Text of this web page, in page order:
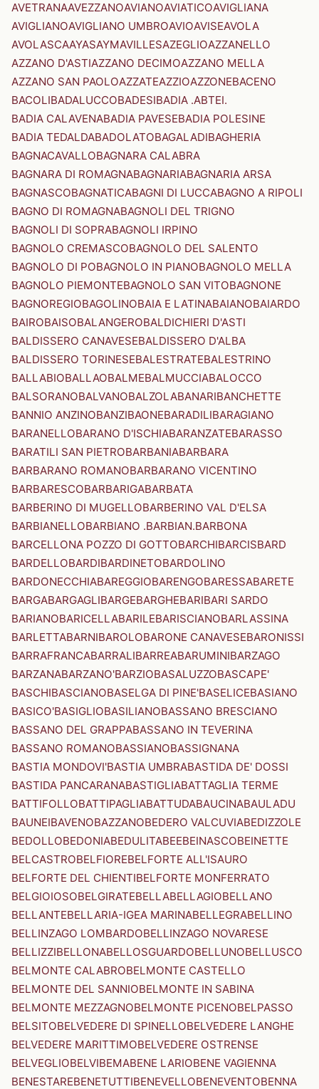
AVETRANAAVEZZANOAVIANOAVIATICOAVIGLIANA
AVIGLIANOAVIGLIANO UMBROAVIOAVISEAVOLA
AVOLASCAAYASAYMAVILLESAZEGLIOAZZANELLO
AZZANO D'ASTIAZZANO DECIMOAZZANO MELLA
AZZANO SAN PAOLOAZZATEAZZIOAZZONEBACENO
BACOLIBADALUCCOBADESIBADIA .ABTEI.
BADIA CALAVENABADIA PAVESEBADIA POLESINE
BADIA TEDALDABADOLATOBAGALADIBAGHERIA
BAGNACAVALLOBAGNARA CALABRA
BAGNARA DI ROMAGNABAGNARIABAGNARIA ARSA
BAGNASCOBAGNATICABAGNI DI LUCCABAGNO A RIPOLI
BAGNO DI ROMAGNABAGNOLI DEL TRIGNO
BAGNOLI DI SOPRABAGNOLI IRPINO
BAGNOLO CREMASCOBAGNOLO DEL SALENTO
BAGNOLO DI POBAGNOLO IN PIANOBAGNOLO MELLA
BAGNOLO PIEMONTEBAGNOLO SAN VITOBAGNONE
BAGNOREGIOBAGOLINOBAIA E LATINABAIANOBAIARDO
BAIROBAISOBALANGEROBALDICHIERI D'ASTI
BALDISSERO CANAVESEBALDISSERO D'ALBA
BALDISSERO TORINESEBALESTRATEBALESTRINO
BALLABIOBALLAOBALMEBALMUCCIABALOCCO
BALSORANOBALVANOBALZOLABANARIBANCHETTE
BANNIO ANZINOBANZIBAONEBARADILIBARAGIANO
BARANELLOBARANO D'ISCHIABARANZATEBARASSO
BARATILI SAN PIETROBARBANIABARBARA
BARBARANO ROMANOBARBARANO VICENTINO
BARBARESCOBARBARIGABARBATA
BARBERINO DI MUGELLOBARBERINO VAL D'ELSA
BARBIANELLOBARBIANO .BARBIAN.BARBONA
BARCELLONA POZZO DI GOTTOBARCHIBARCISBARD
BARDELLOBARDIBARDINETOBARDOLINO
BARDONECCHIABAREGGIOBARENGOBARESSABARETE
BARGABARGAGLIBARGEBARGHEBARIBARI SARDO
BARIANOBARICELLABARILEBARISCIANOBARLASSINA
BARLETTABARNIBAROLOBARONE CANAVESEBARONISSI
BARRAFRANCABARRALIBARREABARUMINIBARZAGO
BARZANABARZANO'BARZIOBASALUZZOBASCAPE'
BASCHIBASCIANOBASELGA DI PINE'BASELICEBASIANO
BASICO'BASIGLIOBASILIANOBASSANO BRESCIANO
BASSANO DEL GRAPPABASSANO IN TEVERINA
BASSANO ROMANOBASSIANOBASSIGNANA
BASTIA MONDOVI'BASTIA UMBRABASTIDA DE' DOSSI
BASTIDA PANCARANABASTIGLIABATTAGLIA TERME
BATTIFOLLOBATTIPAGLIABATTUDABAUCINABAULADU
BAUNEIBAVENOBAZZANOBEDERO VALCUVIABEDIZZOLE
BEDOLLOBEDONIABEDULITABEEBEINASCOBEINETTE
BELCASTROBELFIOREBELFORTE ALL'ISAURO
BELFORTE DEL CHIENTIBELFORTE MONFERRATO
BELGIOIOSOBELGIRATEBELLABELLAGIOBELLANO
BELLANTEBELLARIA-IGEA MARINABELLEGRABELLINO
BELLINZAGO LOMBARDOBELLINZAGO NOVARESE
BELLIZZIBELLONABELLOSGUARDOBELLUNOBELLUSCO
BELMONTE CALABROBELMONTE CASTELLO
BELMONTE DEL SANNIOBELMONTE IN SABINA
BELMONTE MEZZAGNOBELMONTE PICENOBELPASSO
BELSITOBELVEDERE DI SPINELLOBELVEDERE LANGHE
BELVEDERE MARITTIMOBELVEDERE OSTRENSE
BELVEGLIOBELVIBEMABENE LARIOBENE VAGIENNA
BENESTAREBENETUTTIBENEVELLOBENEVENTOBENNA